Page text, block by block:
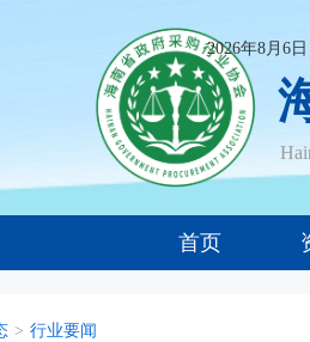
2026年8月6
首页
> 行业要闻